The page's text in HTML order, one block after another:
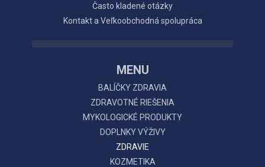
Často kladené otázky
Kontakt a Veľkoobchodná spolupráca
MENU
BALÍČKY ZDRAVIA
ZDRAVOTNÉ RIEŠENIA
MYKOLOGICKÉ PRODUKTY
DOPLNKY VÝŽIVY
ZDRAVIE
KOZMETIKA